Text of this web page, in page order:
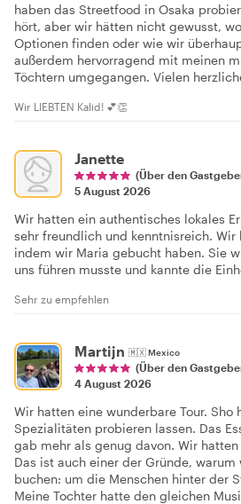
haben das Streetfood in Osaka
hört, aber wir hätten nicht gewusst,
Optionen finden oder wie wir
außerdem hervorragend mit meinen
Töchtern umgegangen. Vielen
Wir LIEBTEN Kalid! 💕👏
Janette
(Über den
5 August 2026
Wir hatten ein authentisches lokales
sehr freundlich und kenntnisreich.
indem wir Maria gebucht haben. Sie
uns führen musste und kannte die
Sehr zu empfehlen
Martijn 🇲🇽Mexico
(Über den
4 August 2026
Wir hatten eine wunderbare Tour. Sho
Spezialitäten probieren lassen. Das
gab mehr als genug davon. Wir
Das ist auch einer der Gründe, warum
buchen: um die Menschen hinter der
Meine Tochter hatte den gleichen